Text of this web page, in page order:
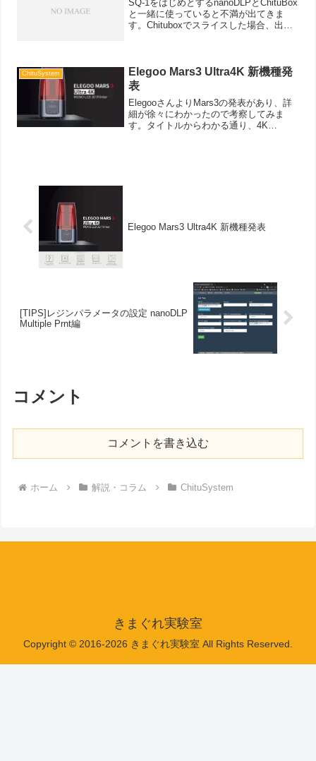
SQ-1をはじめとするnanoDLPとChituBox
と一緒に使っていると不満が出てきま
す。Chituboxでスライスした場合、出力
ChituSystem
Elegoo Mars3 Ultra4K 新機種発
表
ElegooさんよりMars3の発表があり、詳
細が徐々にわかったので考察してみま
す。タイトルからわかる通り、4K
Elegoo Mars3 Ultra4K 新機種発表
[TIPS]レジンパラメータの設定 nanoDLP
Multiple Prnt編
コメント
コメントを書き込む
ホーム 解説・コラム ChituSystem
きまぐれ実験室
Copyright © 2016-2026 きまぐれ実験室 All Rights Reserved.